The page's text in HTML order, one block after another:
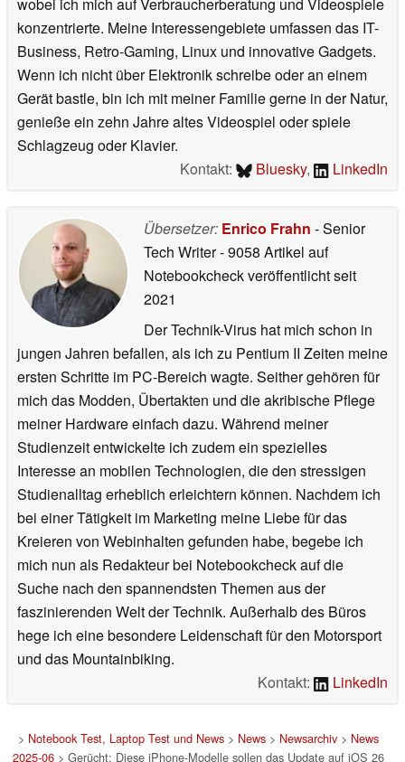
konzentrierte. Meine Interessengebiete umfassen das IT-
Business, Retro-Gaming, Linux und innovative Gadgets.
Wenn ich nicht über Elektronik schreibe oder an einem
Gerät bastle, bin ich mit meiner Familie gerne in der Natur,
genieße ein zehn Jahre altes Videospiel oder spiele
Schlagzeug oder Klavier.
Kontakt:
Bluesky, LinkedIn
Übersetzer: Enrico Frahn - Senior
Tech Writer- 9058 Artikel auf
Notebookcheck veröffentlichtseit
2021
Der Technik-Virus hat mich schon in
jungen Jahren befallen, als ich zu Pentium II Zeiten meine
ersten Schritte im PC-Bereich wagte. Seither gehören für
mich das Modden, Übertakten und die akribische Pflege
meiner Hardware einfach dazu. Während meiner
Studienzeit entwickelte ich zudem ein spezielles
Interesse an mobilen Technologien, die den stressigen
Studienalltag erheblich erleichtern können. Nachdem ich
bei einer Tätigkeit im Marketing meine Liebe für das
Kreieren von Webinhalten gefunden habe, begebe ich
mich nun als Redakteur bei Notebookcheck auf die
Suche nach den spannendsten Themen aus der
faszinierenden Welt der Technik. Außerhalb des Büros
hege ich eine besondere Leidenschaft für den Motorsport
und das Mountainbiking.
Kontakt:
LinkedIn
> Notebook Test, Laptop Test und News> News> Newsarchiv> News
2025-06> Gerücht: Diese iPhone-Modelle sollen das Update auf iOS 26